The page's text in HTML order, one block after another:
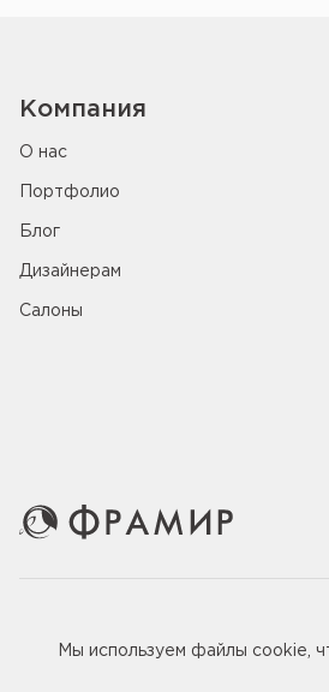
Компания
О нас
Портфолио
Блог
Дизайнерам
Салоны
Мы используем файлы cookie ,